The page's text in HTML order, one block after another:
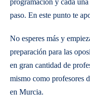
programación y cada
paso. En este punto te
No esperes más y
preparación para las
en gran cantidad de
mismo como profesores
en Murcia.